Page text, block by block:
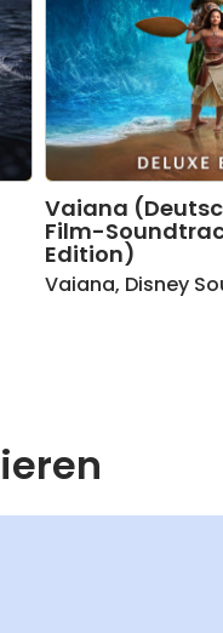
Vaiana
Film-
Edition)
Vaiana, Disney